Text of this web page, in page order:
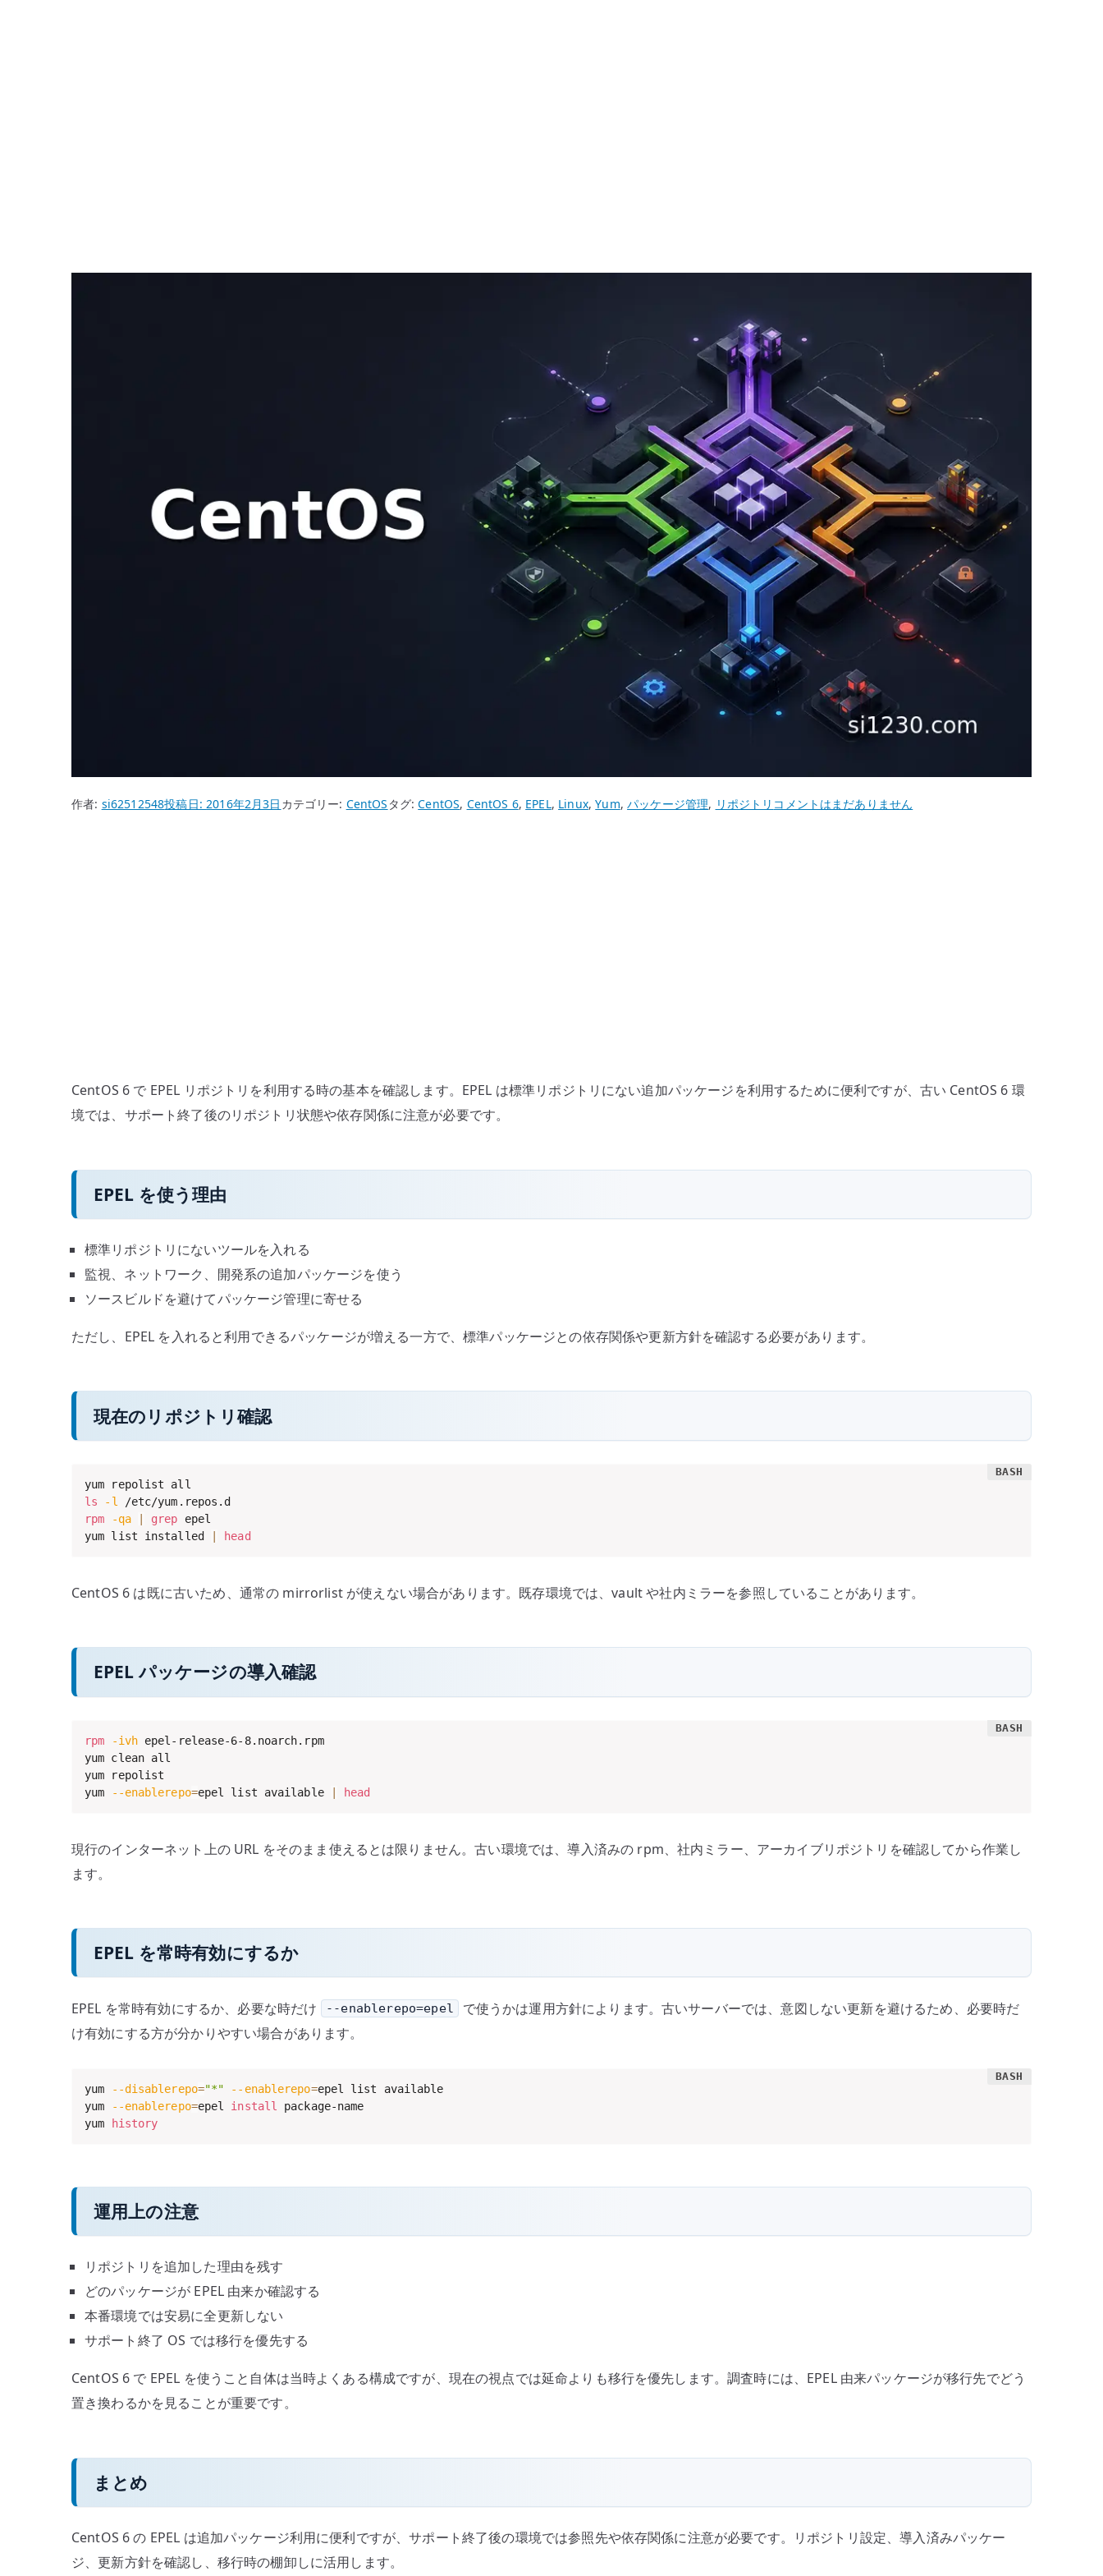
作者: si62512548投稿日:2016年2月3日 カテゴリー: CentOS タグ:CentOS, CentOS 6, EPEL, Linux,Yum,パッケージ管理, リポジトリ CentOS
パ
ー
の
コメントはまだありません
CentOS 6 で EPEL リポジトリを利用する時の基本を確認します。EPEL は標準リポジトリにない追加パッケージを利用するために便利ですが、古い CentOS 6 環
境では、サポート終了後のリポジトリ状態や依存関係に注意が必要です。
EPEL を使う理由
標準リポジトリにないツールを入れる
監視、ネットワーク、開発系の追加パッケージを使う
ソースビルドを避けてパッケージ管理に寄せる
ただし、EPEL を入れると利用できるパッケージが増える一方で、標準パッケージとの依存関係や更新方針を確認する必要があります。
現在のリポジトリ確認
ls
-l
rpm
-qa grep epel
yum list installed
head
CentOS 6 は既に古いため、通常の mirrorlist が使えない場合があります。既存環境では、vault や社内ミラーを参照していることがあります。
EPEL パッケージの導入確認
rpm -ivh epel-release-6-8.noarch.rpm
yum clean all
yum repolist
yum
--enablerepo=epel list available head
現行のインターネット上の URL をそのまま使えるとは限りません。古い環境では、導入済みの rpm、社内ミラー、アーカイブリポジトリを確認してから作業し
ます。
EPEL を常時有効にするか
EPEL を常時有効にするか、必要な時だけ --enablerepo=epel
で使うかは運用方針によります。古いサーバーでは、意図しない更新を避けるため、必要時だ
け有効にする方が分かりやすい場合があります。
yum --disablerepo="*" --enablerepo=epel list available
yum
--enablerepo=epel install
package-name
yum
history
運用上の注意
リポジトリを追加した理由を残す
どのパッケージが EPEL 由来か確認する
本番環境では安易に全更新しない
サポート終了 OS では移行を優先する
CentOS 6 で EPEL を使うこと自体は当時よくある構成ですが、現在の視点では延命よりも移行を優先します。調査時には、EPEL 由来パッケージが移行先でどう
置き換わるかを見ることが重要です。
まとめ
CentOS 6 の EPEL は追加パッケージ利用に便利ですが、サポート終了後の環境では参照先や依存関係に注意が必要です。リポジトリ設定、導入済みパッケー
ジ、更新方針を確認し、移行時の棚卸しに活用します。